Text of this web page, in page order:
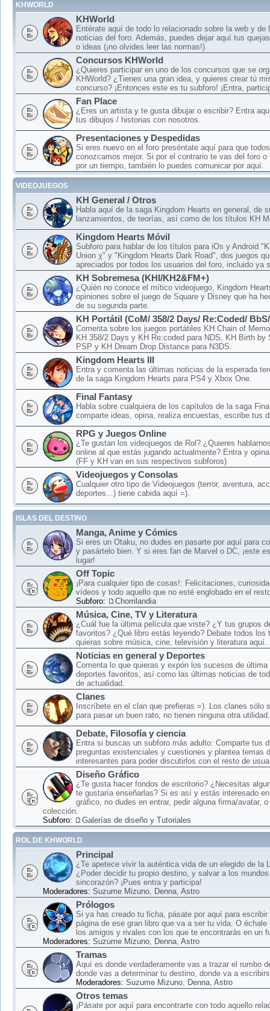
KHWORLD
KHWorld
Entérate aquí de todo lo relacionado sobre la web y de
noticias del foro. Además, puedes dejar aquí tus
o ideas (¡no olvides leer las normas!)
Concursos KHWorld
¿Quieres participar en uno de los concursos que se
KHWorld? ¿Tienes una gran idea, y quieres crear tú
concurso? ¡Entonces este es tu subforo! ¡Entra,
Fan Place
¿Eres un artista y te gusta dibujar o escribir? Entra
tus dibujos / historias con nosotros.
Presentaciones y Despedidas
Si eres nuevo en el foro preséntate aquí para que
conozcamos mejor. Si por el contrario te vas del foro o
por un tiempo, también lo puedes comunicar por aquí.
VIDEOJUEGOS
KH General / Otros
Habla aquí de la saga Kingdom Hearts en general, de
lanzamientos, de teorías, así como de los títulos KH
Kingdom Hearts Móvil
Subforo para hablar de los títulos para iOs y Android
Union χ" y "Kingdom Hearts Dark Road", dos juegos
apreciados por todos los usuarios del foro, incluido ya
KH Sobremesa (KHI/KH2&FM+)
¿Quién no conoce el mítico videojuego, Kingdom
opiniones sobre el juego de Square y Disney que ha
de su segunda parte.
KH Portátil (CoM/ 358/2 Days/ Re:Coded/
Comenta sobre los juegos portátiles KH Chain of
KH 358/2 Days y KH Re:coded para NDS, KH Birth by
PSP y KH Dream Drop Distance para N3DS.
Kingdom Hearts III
Entra y comenta las últimas noticias de la esperada
de la saga Kingdom Hearts para PS4 y Xbox One.
Final Fantasy
Habla sobre cualquiera de los capítulos de la saga
comparte ideas, opina, realiza encuestas, escribe tus
RPG y Juegos Online
¿Te gustan los videojuegos de Rol? ¿Quieres
online al que estás jugando actualmente? Entra y
(FF y KH van en sus respectivos subforos)
Videojuegos y Consolas
Cualquier otro tipo de Videojuegos (terror, aventura,
deportes...) tiene cabida aquí =).
ISLAS DEL DESTINO
Manga, Anime y Cómics
Si eres un Otaku, no dudes en pasarte por aquí para
y pasártelo bien. Y si eres fan de Marvel o DC, ¡este
lugar!
Off Topic
¡Para cualquier tipo de cosas!: Felicitaciones,
vídeos y todo aquello que no esté englobado en el
Subforo:
Chorrilandia
Música, Cine, TV y Literatura
¿Cuál fue la última película que viste? ¿Y tus grupos
favoritos? ¿Qué libro estás leyendo? Debate todos los
quieras sobre música, cine, televisión y literatura aquí.
Noticias en general y Deportes
Comenta lo que quieras y expón los sucesos de última
deportes favoritos, así como las últimas noticias de
de actualidad.
Clanes
Inscríbete en el clan que prefieras =). Los clanes sólo
para pasar un buen rato, no tienen ninguna otra utilidad.
Debate, Filosofía y ciencia
Entra si buscas un subforo más adulto: Comparte tus
preguntas existenciales y cuestiones y plantea temas
interesantes para poder discutirlos con el resto de
Diseño Gráfico
¿Te gusta hacer fondos de escritorio? ¿Necesitas
te gustaría enseñarlas? Si es así y estás interesado
gráfico, no dudes en entrar, pedir alguna firma/avatar,
colección.
Subforo:
Galerías de diseño y Tutoriales
ROL DE KHWORLD
Principal
¿Te apetece vivir la auténtica vida de un elegido de la
¿Poder decidir tu propio destino, y salvar a los
sincorazón? ¡Pues entra y participa!
Moderadores: Suzume Mizuno Denna Astro
Prólogos
Si ya has creado tu ficha, pásate por aquí para escribir
página de ese gran libro que va a ser tu vida. O
los amigos y rivales con los que te encontrarás en un
Moderadores: Suzume Mizuno Denna Astro
Tramas
Aquí es donde verdaderamente vas a trazar el rumbo
donde vas a determinar tu destino, donde va a
Moderadores: Suzume Mizuno Denna Astro
Otros temas
¡Pásate por aquí para encontrarte con todo aquello